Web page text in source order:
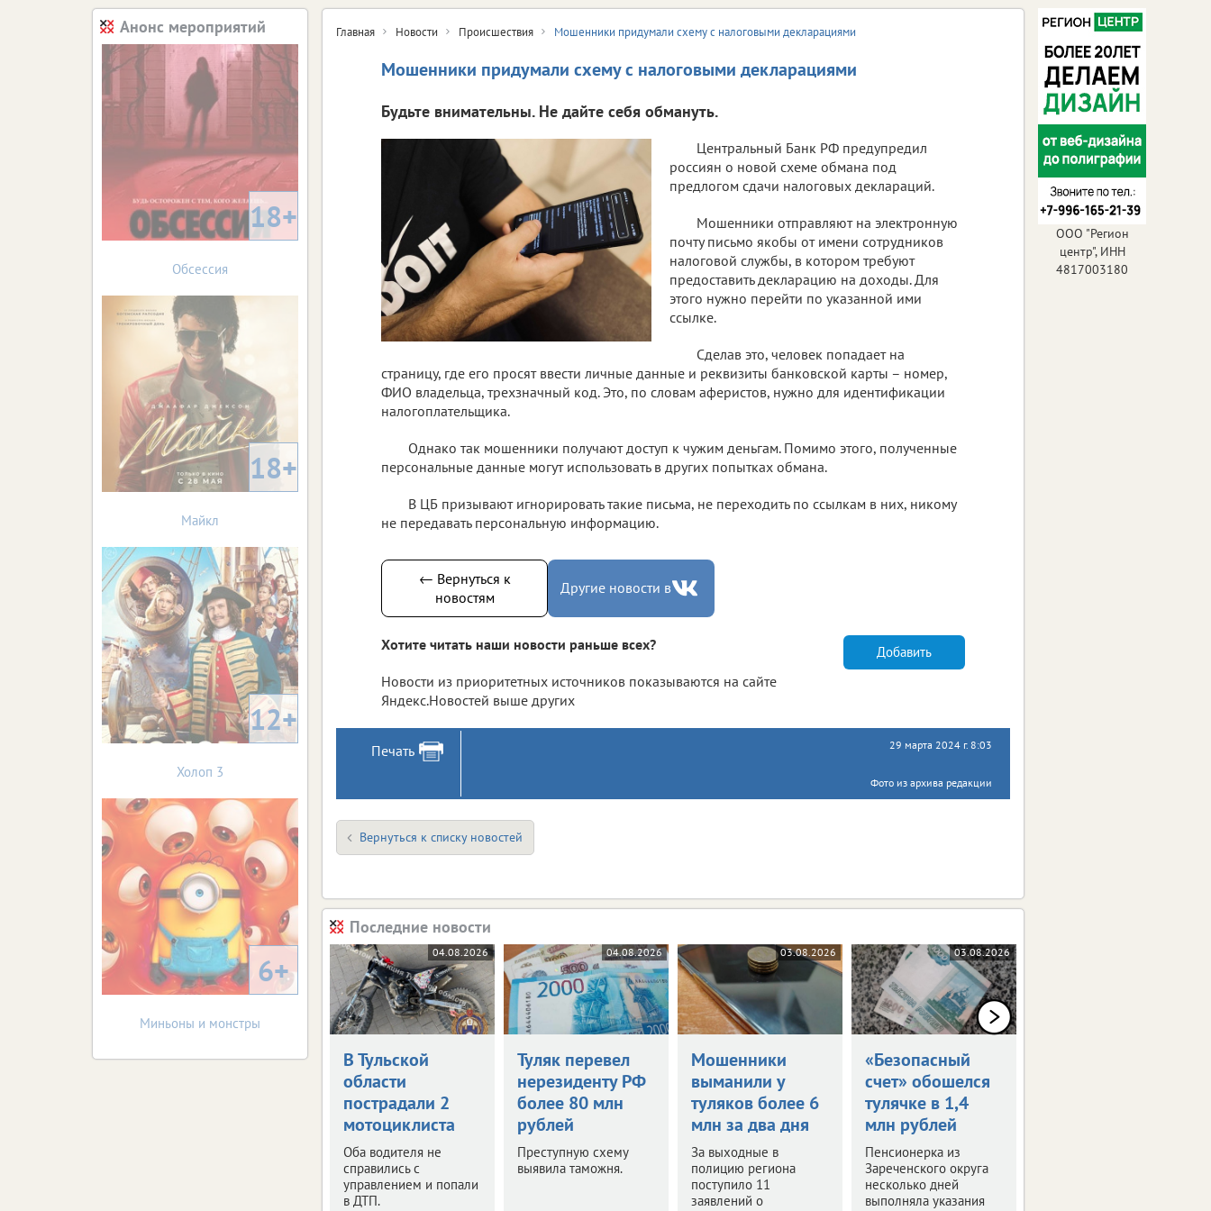
Главная Новости Происшествия Мошенники придумали схему с налоговыми декларациями
Мошенники придумали схему с налоговыми декларациями
Будьте внимательны. Не дайте себя обмануть.
Центральный Банк РФ предупредил
россиян о новой схеме обмана под
предлогом сдачи налоговых деклараций.
Мошенники отправляют на электронную
почту письмо якобы от имени сотрудников
налоговой службы, в котором требуют
предоставить декларацию на доходы. Для
этого нужно перейти по указанной ими
ссылке.
Сделав это, человек попадает на
страницу, где его просят ввести личные данные и реквизиты банковской карты – номер,
ФИО владельца, трехзначный код. Это, по словам аферистов, нужно для идентификации
налогоплательщика.
Однако так мошенники получают доступ к чужим деньгам. Помимо этого, полученные
персональные данные могут использовать в других попытках обмана.
В ЦБ призывают игнорировать такие письма, не переходить по ссылкам в них, никому
не передавать персональную информацию.
← Вернуться к
новостям
Другие новости в
Хотите читать наши новости раньше всех?
Новости из приоритетных источников показываются на сайте
Яндекс.Новостей выше других
Добавить
Печать 29 марта 2024 г. 8:03
Фото из архива редакции
Вернуться к списку новостей
Последние новости
04.08.2026
В Тульской
области
пострадали 2
мотоциклиста
Оба водителя не
справились с
управлением и попали
в ДТП.
04.08.2026
Туляк перевел
нерезиденту РФ
более 80 млн
рублей
Преступную схему
выявила таможня.
03.08.2026
Мошенники
выманили у
туляков более 6
млн за два дня
За выходные в
полицию региона
поступило 11
заявлений о
03.08.2026
«Безопасный
счет» обошелся
тулячке в 1,4
млн рублей
Пенсионерка из
Зареченского округа
несколько дней
выполняла указания
Анонс мероприятий
18+
Обсессия
18+
Майкл
12+
Холоп 3
6+
Миньоны и монстры
ООО "Регион
центр", ИНН
4817003180